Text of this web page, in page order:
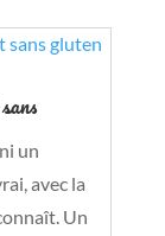
un
avec la
Un